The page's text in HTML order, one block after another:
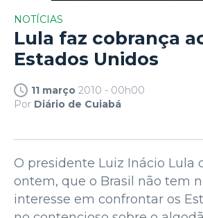
NOTÍCIAS
Lula faz cobrança
Estados Unidos
11 março 2010 - 00h00
Por Diário de Cuiabá
O presidente Luiz Inácio Lula
ontem, que o Brasil não tem
interesse em confrontar os